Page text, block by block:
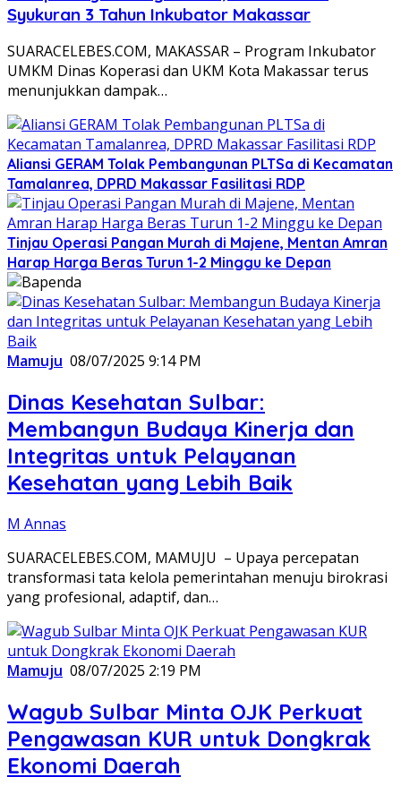
Syukuran 3 Tahun Inkubator Makassar
SUARACELEBES.COM, MAKASSAR – Program Inkubator
UMKM Dinas Koperasi dan UKM Kota Makassar terus
menunjukkan dampak…
Aliansi GERAM Tolak Pembangunan PLTSa di Kecamatan
Tamalanrea, DPRD Makassar Fasilitasi RDP
Tinjau Operasi Pangan Murah di Majene, Mentan Amran
Harap Harga Beras Turun 1-2 Minggu ke Depan
Mamuju 08/07/2025 9:14 PM
Dinas Kesehatan Sulbar:
Membangun Budaya Kinerja dan
Integritas untuk Pelayanan
Kesehatan yang Lebih Baik
M Annas
SUARACELEBES.COM, MAMUJU – Upaya percepatan
transformasi tata kelola pemerintahan menuju birokrasi
yang profesional, adaptif, dan…
Mamuju 08/07/2025 2:19 PM
Wagub Sulbar Minta OJK Perkuat
Pengawasan KUR untuk Dongkrak
Ekonomi Daerah